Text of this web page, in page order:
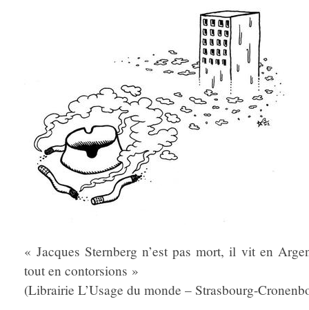
« Jacques Sternberg n’est pas mort, il vit en
tout en contorsions »
(Librairie L’Usage du monde – Strasbourg-